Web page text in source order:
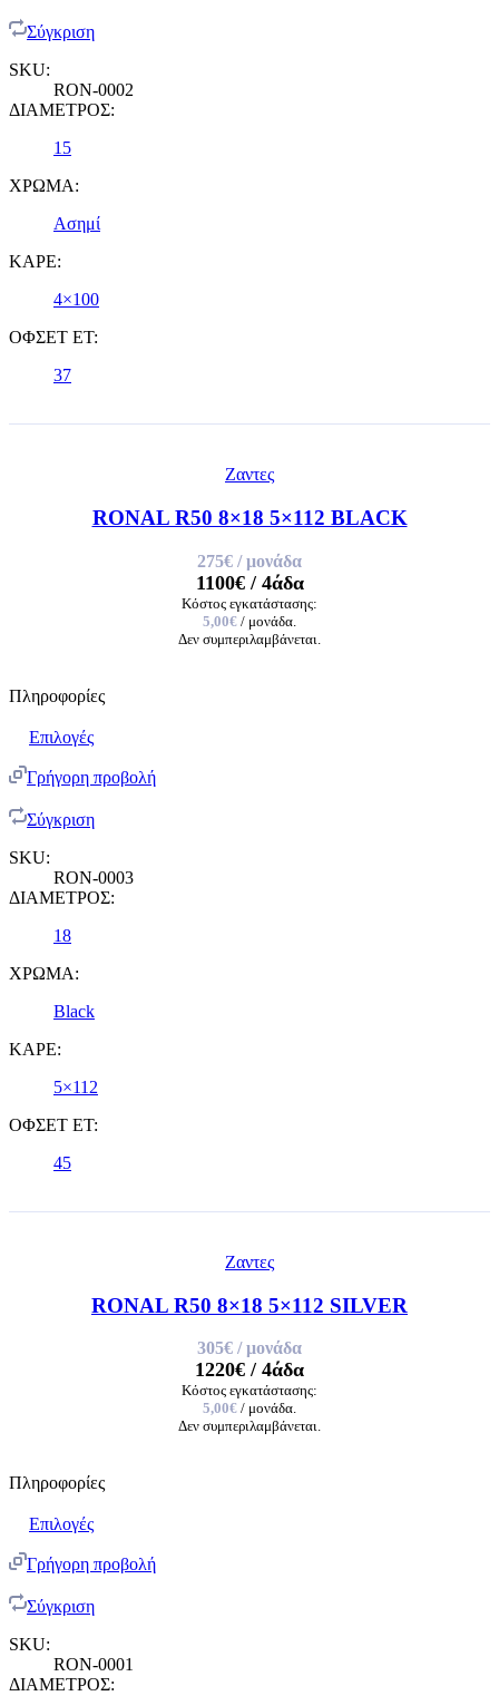
Σύγκριση
SKU:
RON-0002
ΔΙΑΜΕΤΡΟΣ:
15
ΧΡΩΜΑ:
Ασημί
ΚΑΡΕ:
4×100
ΟΦΣΕΤ ET:
37
Ζαντες
RONAL R50 8×18 5×112 BLACK
275€ / μονάδα
1100€/ 4άδα
Κόστος εγκατάστασης:
5,00€ / μονάδα.
Δεν συμπεριλαμβάνεται.
Πληροφορίες
Επιλογές
Γρήγορη προβολή
Σύγκριση
SKU:
RON-0003
ΔΙΑΜΕΤΡΟΣ:
18
ΧΡΩΜΑ:
Black
ΚΑΡΕ:
5×112
ΟΦΣΕΤ ET:
45
Ζαντες
RONAL R50 8×18 5×112 SILVER
305€ / μονάδα
1220€ / 4άδα
Κόστος εγκατάστασης:
5,00€ / μονάδα.
Δεν συμπεριλαμβάνεται.
Πληροφορίες
Επιλογές
Γρήγορη προβολή
Σύγκριση
SKU:
RON-0001
ΔΙΑΜΕΤΡΟΣ: